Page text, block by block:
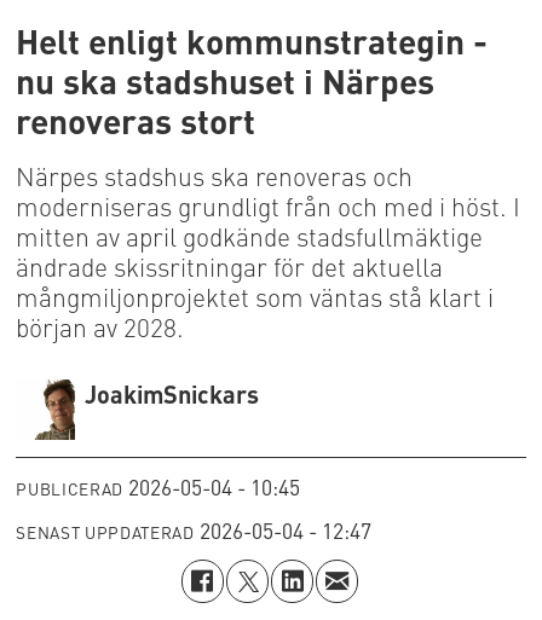
Helt enligt kommunstrategin -
nu ska stadshuset i Närpes
renoveras stort
Närpes stadshus ska renoveras och
moderniseras grundligt från och med i höst. I
mitten av april godkände stadsfullmäktige
ändrade skissritningar för det aktuella
mångmiljonprojektet som väntas stå klart i
början av 2028.
JoakimSnickars
PUBLICERAD 2026-05-04 - 10:45
SENAST UPPDATERAD 2026-05-04 - 12:47